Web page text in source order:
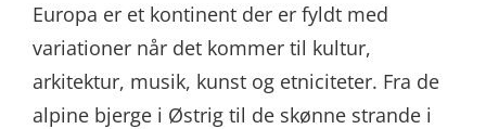
Europa er et kontinent der er fyldt med
variationer når det kommer til kultur,
arkitektur, musik, kunst og etniciteter. Fra de
alpine bjerge i Østrig til de skønne strande i